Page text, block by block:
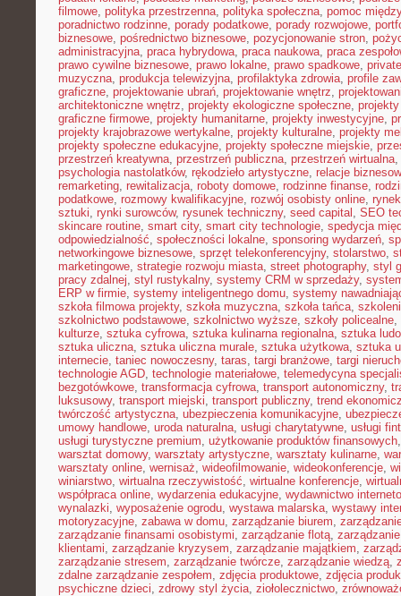
filmowe, polityka przestrzenna, polityka społeczna, pomoc
poradnictwo rodzinne, porady podatkowe, porady rozwojowe,
biznesowe, pośrednictwo biznesowe, pozycjonowanie stron,
administracyjna, praca hybrydowa, praca naukowa, praca
prawo cywilne biznesowe, prawo lokalne, prawo spadkowe,
muzyczna, produkcja telewizyjna, profilaktyka zdrowia, profile
graficzne, projektowanie ubrań, projektowanie wnętrz,
architektoniczne wnętrz, projekty ekologiczne społeczne,
graficzne firmowe, projekty humanitarne, projekty inwestycyjne,
projekty krajobrazowe wertykalne, projekty kulturalne, projekty
projekty społeczne edukacyjne, projekty społeczne miejskie,
przestrzeń kreatywna, przestrzeń publiczna, przestrzeń wirtualna,
psychologia nastolatków, rękodzieło artystyczne, relacje
remarketing, rewitalizacja, roboty domowe, rodzinne finanse,
podatkowe, rozmowy kwalifikacyjne, rozwój osobisty online,
sztuki, rynki surowców, rysunek techniczny, seed capital , SEO
skincare routine, smart city, smart city technologie, spedycja
odpowiedzialność, społeczności lokalne, sponsoring wydarzeń,
networkingowe biznesowe, sprzęt telekonferencyjny, stolarstwo,
marketingowe, strategie rozwoju miasta, street photography, styl
pracy zdalnej, styl rustykalny, systemy CRM w sprzedaży,
ERP w firmie, systemy inteligentnego domu, systemy
szkoła filmowa projekty, szkoła muzyczna, szkoła tańca,
szkolnictwo podstawowe, szkolnictwo wyższe, szkoły policealne,
kulturze, sztuka cyfrowa, sztuka kulinarna regionalna, sztuka
sztuka uliczna, sztuka uliczna murale, sztuka użytkowa, sztuka
internecie, taniec nowoczesny, taras, targi branżowe, targi
technologie AGD, technologie materiałowe, telemedycyna
bezgotówkowe, transformacja cyfrowa, transport autonomiczny,
luksusowy, transport miejski, transport publiczny, trend
twórczość artystyczna, ubezpieczenia komunikacyjne,
umowy handlowe, uroda naturalna, usługi charytatywne, usługi
usługi turystyczne premium, użytkowanie produktów finansowych
warsztat domowy, warsztaty artystyczne, warsztaty kulinarne,
warsztaty online, wernisaż, wideofilmowanie, wideokonferencje,
winiarstwo, wirtualna rzeczywistość, wirtualne konferencje,
współpraca online, wydarzenia edukacyjne, wydawnictwo
wynalazki, wyposażenie ogrodu, wystawa malarska, wystawy
motoryzacyjne, zabawa w domu, zarządzanie biurem,
zarządzanie finansami osobistymi, zarządzanie flotą,
klientami, zarządzanie kryzysem, zarządzanie majątkiem,
zarządzanie stresem, zarządzanie twórcze, zarządzanie wiedzą,
zdalne zarządzanie zespołem, zdjęcia produktowe, zdjęcia
psychiczne dzieci, zdrowy styl życia, ziołolecznictwo,